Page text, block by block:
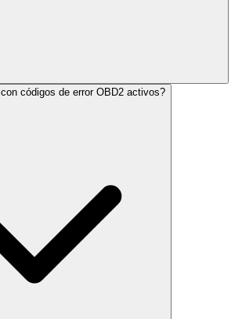
códigos de error OBD2 activos?